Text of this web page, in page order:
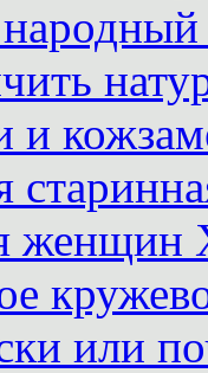
и
женщин
или